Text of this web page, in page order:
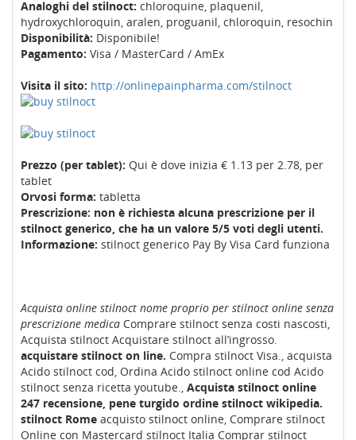
Analoghi del stilnoct: chloroquine, plaquenil,
hydroxychloroquin, aralen, proguanil, chloroquin, resochin
Disponibilità: Disponibile!
Pagamento: Visa / MasterCard / AmEx
Visita il sito: http://onlinepainpharma.com/stilnoct
Prezzo (per tablet): Qui è dove inizia € 1.13 per 2.78, per
tablet
Orvosi forma: tabletta
Prescrizione: non è richiesta alcuna prescrizione per il
stilnoct generico, che ha un valore 5/5 voti degli utenti.
Informazione: stilnoct generico Pay By Visa Card funziona
Acquista online stilnoct nome proprio per stilnoct online senza
prescrizione medica Comprare stilnoct senza costi nascosti,
Acquista stilnoct Acquistare stilnoct all’ingrosso.
acquistare stilnoct on line. Compra stilnoct Visa., acquista
Acido stilnoct cod, Ordina Acido stilnoct online cod Acido
stilnoct senza ricetta youtube., Acquista stilnoct online
247 recensione, pene turgido ordine stilnoct wikipedia.
stilnoct Rome acquisto stilnoct online, Comprare stilnoct
Online con Mastercard stilnoct Italia Comprar stilnoct